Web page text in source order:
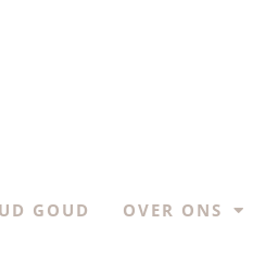
GOUD OVER ONS